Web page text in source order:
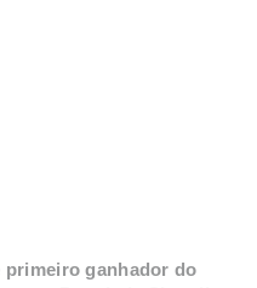
primeiro ganhador do